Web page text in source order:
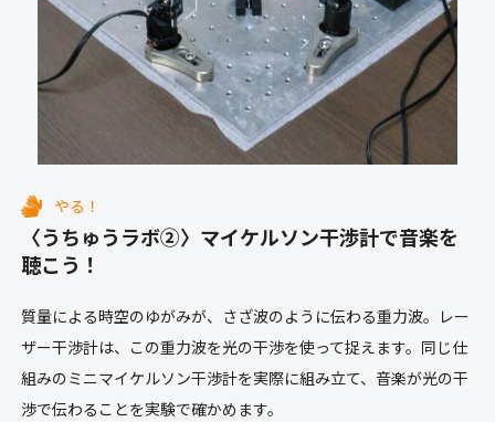
やる！
〈うちゅうラボ②〉マイケルソン干渉計で音楽を
聴こう！
質量による時空のゆがみが、さざ波のように伝わる重力波。レー
ザー干渉計は、この重力波を光の干渉を使って捉えます。同じ仕
組みのミニマイケルソン干渉計を実際に組み立て、音楽が光の干
渉で伝わることを実験で確かめます。